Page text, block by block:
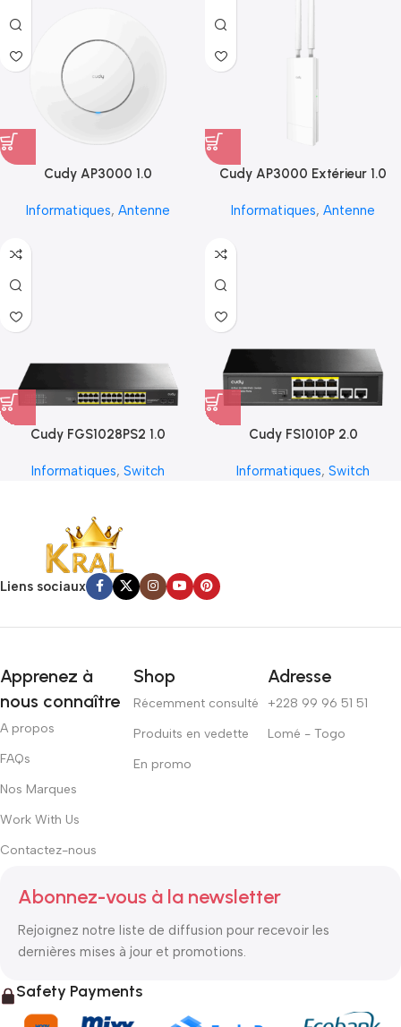
Cudy AP3000 1.0
Informatiques, Antenne
Cudy AP3000 Extérieur 1.0
Informatiques, Antenne
Cudy FGS1028PS2 1.0
Informatiques, Switch
Cudy FS1010P 2.0
Informatiques, Switch
Liens sociaux
Apprenez à
nous connaître
A propos
FAQs
Nos Marques
Work With Us
Contactez-nous
Shop
Récemment consulté
Produits en vedette
En promo
Adresse
+228 99 96 51 51
Lomé - Togo
Abonnez-vous à la newsletter
Rejoignez notre liste de diffusion pour recevoir les
dernières mises à jour et promotions.
Safety Payments